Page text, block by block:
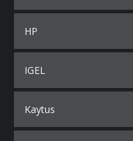
HP
IGEL
Kaytus